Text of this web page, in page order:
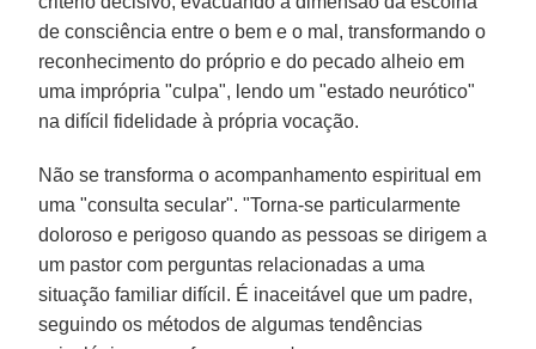
de consciência entre o bem e o mal, transformando o
reconhecimento do próprio e do pecado alheio em
uma imprópria "culpa", lendo um "estado neurótico"
na difícil fidelidade à própria vocação.
Não se transforma o acompanhamento espiritual em
uma "consulta secular". "Torna-se particularmente
doloroso e perigoso quando as pessoas se dirigem a
um pastor com perguntas relacionadas a uma
situação familiar difícil. É inaceitável que um padre,
seguindo os métodos de algumas tendências